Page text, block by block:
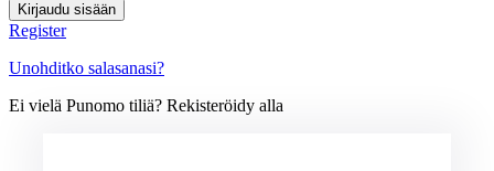
Kirjaudu sisään
Register
Unohditko salasanasi?
Ei vielä Punomo tiliä? Rekisteröidy alla